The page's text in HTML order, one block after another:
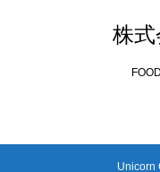
株
Unicorn